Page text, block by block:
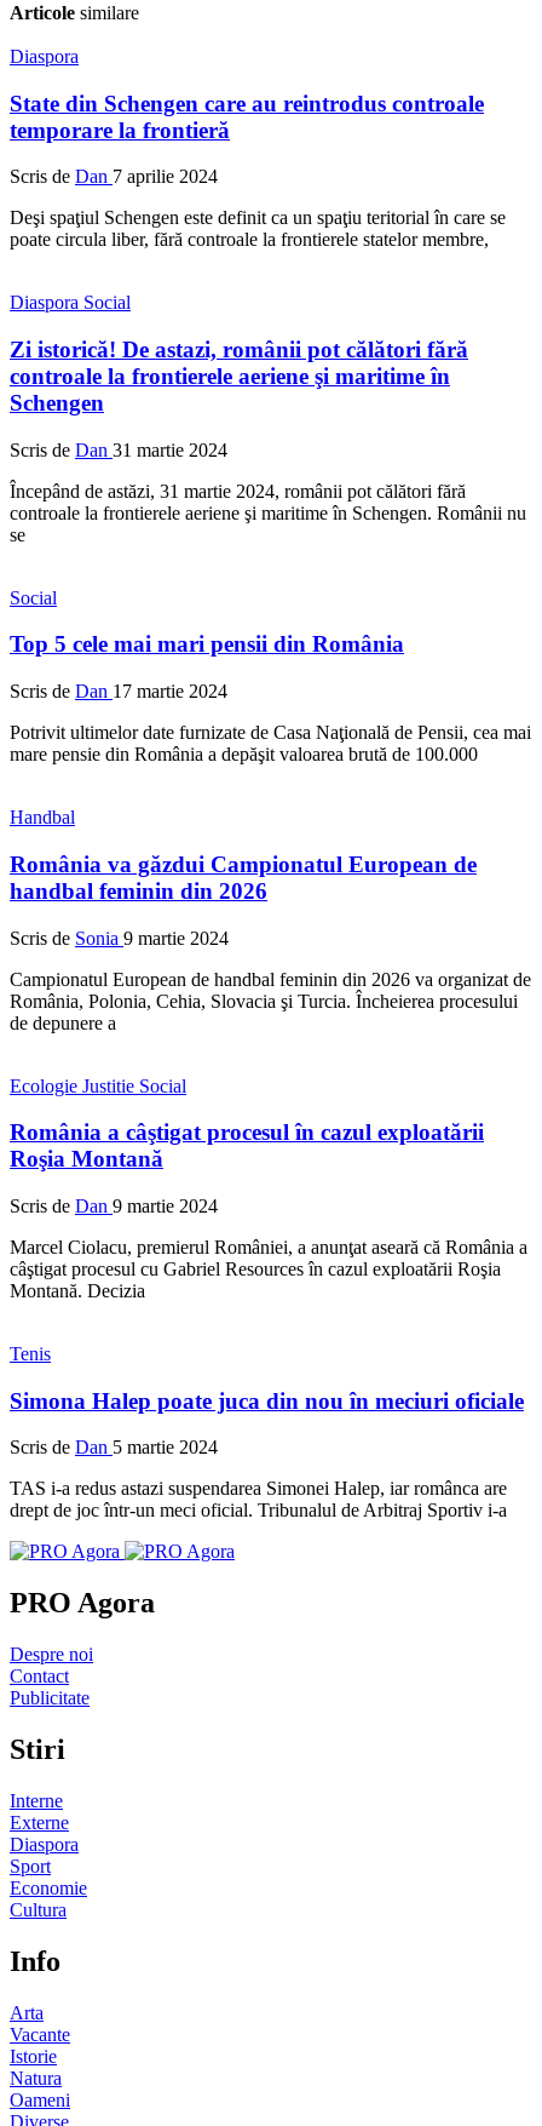
Articole similare
Diaspora
State din Schengen care au reintrodus controale
temporare la frontieră
Scris de Dan 7 aprilie 2024
Deşi spaţiul Schengen este definit ca un spaţiu teritorial în care se
poate circula liber, fără controale la frontierele statelor membre,
Diaspora Social
Zi istorică! De astazi, românii pot călători fără
controale la frontierele aeriene şi maritime în
Schengen
Scris de Dan 31 martie 2024
Începând de astăzi, 31 martie 2024, românii pot călători fără
controale la frontierele aeriene şi maritime în Schengen. Românii nu
se
Social
Top 5 cele mai mari pensii din România
Scris de Dan 17 martie 2024
Potrivit ultimelor date furnizate de Casa Naţională de Pensii, cea mai
mare pensie din România a depăşit valoarea brută de 100.000
Handbal
România va găzdui Campionatul European de
handbal feminin din 2026
Scris de Sonia 9 martie 2024
Campionatul European de handbal feminin din 2026 va organizat de
România, Polonia, Cehia, Slovacia şi Turcia. Încheierea procesului
de depunere a
Ecologie Justitie Social
România a câştigat procesul în cazul exploatării
Roşia Montană
Scris de Dan 9 martie 2024
Marcel Ciolacu, premierul României, a anunţat aseară că România a
câştigat procesul cu Gabriel Resources în cazul exploatării Roşia
Montană. Decizia
Tenis
Simona Halep poate juca din nou în meciuri oficiale
Scris de Dan 5 martie 2024
TAS i-a redus astazi suspendarea Simonei Halep, iar românca are
drept de joc într-un meci oficial. Tribunalul de Arbitraj Sportiv i-a
PRO Agora
Despre noi
Contact
Publicitate
Stiri
Interne
Externe
Diaspora
Sport
Economie
Cultura
Info
Arta
Vacante
Istorie
Natura
Oameni
Diverse